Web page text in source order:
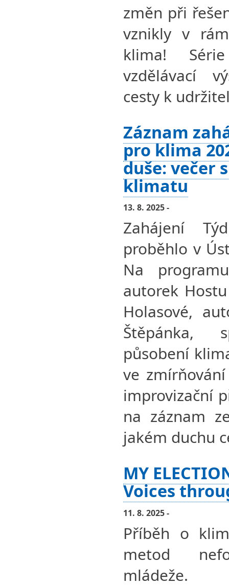
změn při
vznikly v
klima!
vzdělávací
cesty k
Záznam
pro klima
duše: večer
klimatu
13. 8. 2025 -
Zahájení
proběhlo v
Na
autorek
Holasové,
Štěpánka,
působení
ve
improvizační
na záznam
jakém duchu
MY
Voices
11. 8. 2025 -
Příběh o
metod
mládeže.